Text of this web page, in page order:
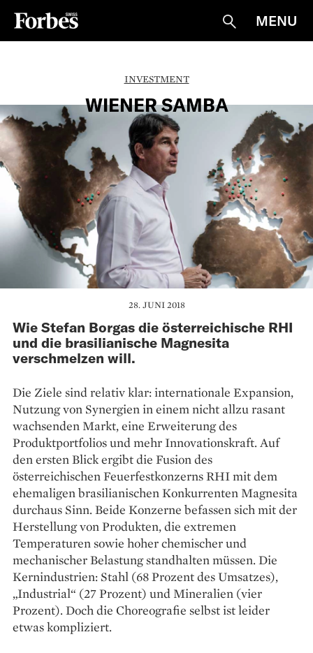
Suche
MENU
INVESTMENT
WIENER SAMBA
28. JUNI 2018
Wie Stefan Borgas die österreichische RHI
und die brasilianische Magnesita
verschmelzen will.
Die Ziele sind relativ klar: internationale Expansion,
Nutzung von Synergien in einem nicht allzu rasant
wachsenden Markt, eine ­Erweiterung des
Produktportfolios und mehr Innovationskraft. Auf
den ersten Blick ergibt die Fusion des
österreichischen Feuerfestkonzerns RHI mit dem
ehemaligen brasilianischen Konkurrenten Magnesita
durchaus Sinn. Beide Konzerne befassen sich mit der
Herstellung von Produkten, die extremen
Temperaturen sowie hoher chemischer und
mechanischer Belastung standhalten müssen. Die
Kernindustrien: Stahl (68 Prozent des Umsatzes),
„Industrial“ (27 Prozent) und Mineralien (vier
Prozent). Doch die Choreografie selbst ist leider
etwas kompliziert.